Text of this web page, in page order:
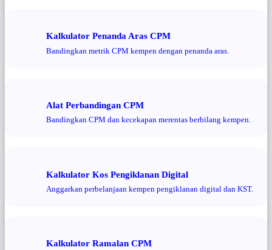
Kalkulator Penanda Aras CPM
Bandingkan metrik CPM kempen dengan penanda aras.
Alat Perbandingan CPM
Bandingkan CPM dan kecekapan merentas berbilang kempen.
Kalkulator Kos Pengiklanan Digital
Anggarkan perbelanjaan kempen pengiklanan digital dan KST.
Kalkulator Ramalan CPM